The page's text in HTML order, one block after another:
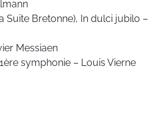
Suite Bretonne), In dulci jubilo –
Messiaen
symphonie – Louis Vierne